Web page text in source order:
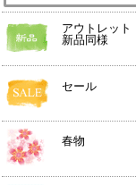
アウトレット
新品同様
セール
春物